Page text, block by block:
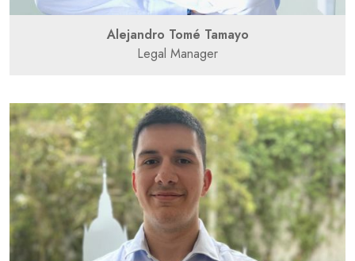
Alejandro Tomé Tamayo
Legal Manager